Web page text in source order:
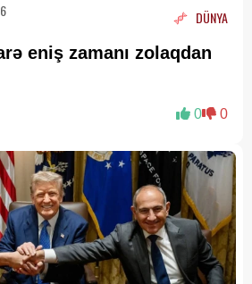
DÜNYA
eniş zamanı zolaqdan
0 0